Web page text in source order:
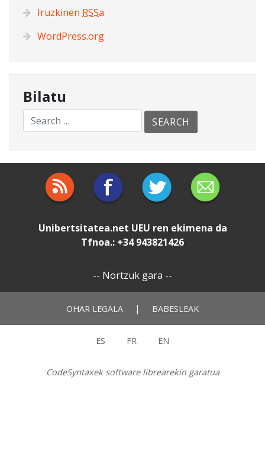
Iruzkinen RSSa
WordPress.org
Bilatu
Unibertsitatea.net UEU ren ekimena da
Tfnoa.: +34 943821426
-- Nortzuk gara --
OHAR LEGALA | BABESLEAK
ES FR EN
CodeSyntaxek software librearekin garatua